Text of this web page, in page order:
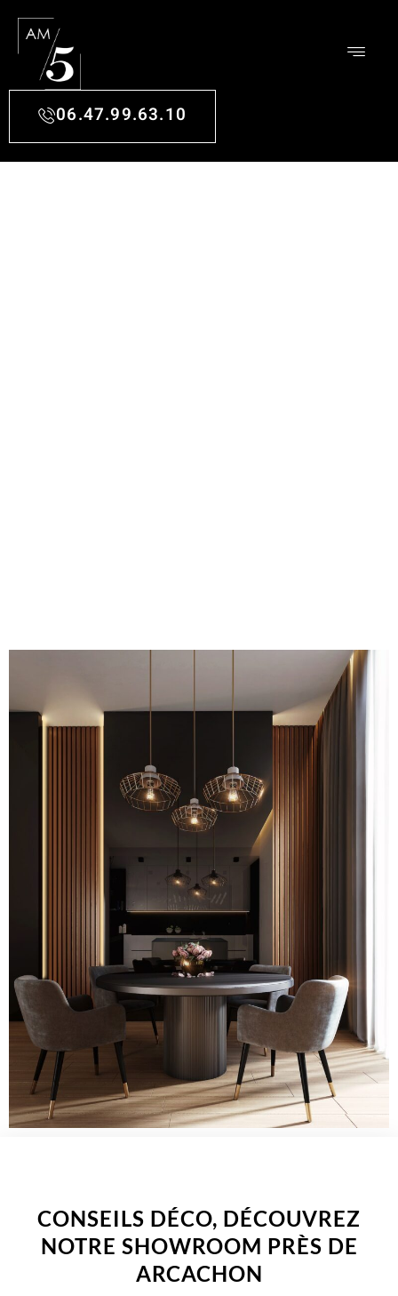
06.47.99.63.10
CONSEILS DÉCO, DÉCOUVREZ
NOTRE SHOWROOM PRÈS DE
ARCACHON